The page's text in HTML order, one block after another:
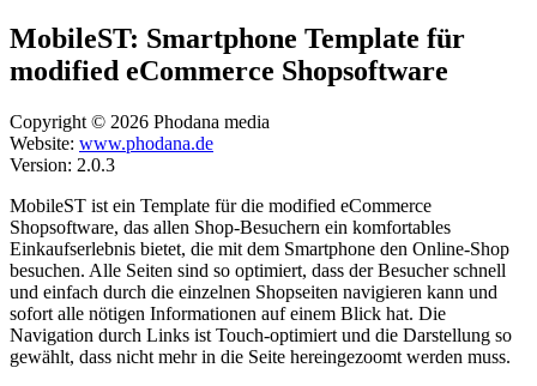
MobileST: Smartphone Template für
modified eCommerce Shopsoftware
Copyright © 2026 Phodana media
Website: www.phodana.de
Version: 2.0.3
MobileST ist ein Template für die modified eCommerce
Shopsoftware, das allen Shop-Besuchern ein komfortables
Einkaufserlebnis bietet, die mit dem Smartphone den Online-Shop
besuchen. Alle Seiten sind so optimiert, dass der Besucher schnell
und einfach durch die einzelnen Shopseiten navigieren kann und
sofort alle nötigen Informationen auf einem Blick hat. Die
Navigation durch Links ist Touch-optimiert und die Darstellung so
gewählt, dass nicht mehr in die Seite hereingezoomt werden muss.